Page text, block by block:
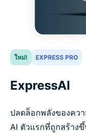
ใหม่! EXPRESS PRO
ExpressAI
ปลดล็อกพลังของคว
AI ตัวแรกที่ถูกสร้าง